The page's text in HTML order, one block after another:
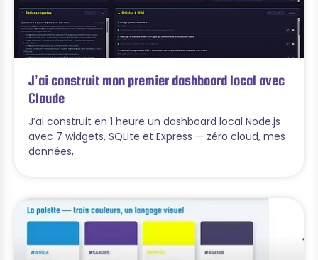
J’ai construit mon premier dashboard local avec
Claude
J’ai construit en 1 heure un dashboard local Node.js
avec 7 widgets, SQLite et Express — zéro cloud, mes
données,